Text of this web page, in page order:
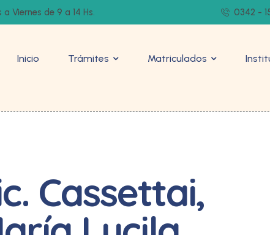
a Viernes de 9 a 14 Hs. 0342 -
Inicio Trámites Matriculados
Cassettai,